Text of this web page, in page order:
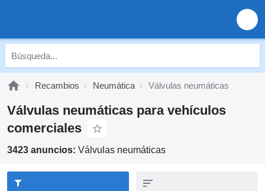
Recambios Neumática Válvulas neumáticas
Válvulas neumáticas para vehículos
comerciales
3423 anuncios: Válvulas neumáticas